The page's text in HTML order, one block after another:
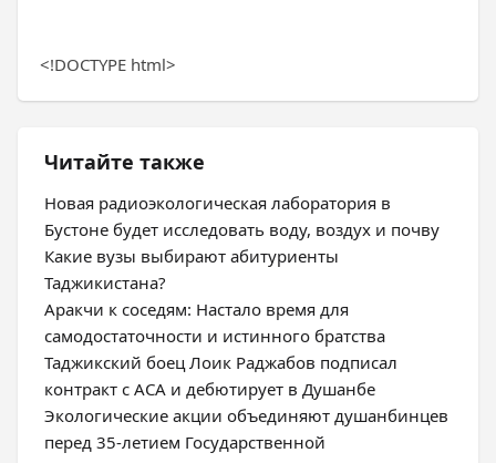
<!DOCTYPE html>
Читайте также
Новая радиоэкологическая лаборатория в
Бустоне будет исследовать воду, воздух и почву
Какие вузы выбирают абитуриенты
Таджикистана?
Аракчи к соседям: Настало время для
самодостаточности и истинного братства
Таджикский боец Лоик Раджабов подписал
контракт с ACA и дебютирует в Душанбе
Экологические акции объединяют душанбинцев
перед 35-летием Государственной